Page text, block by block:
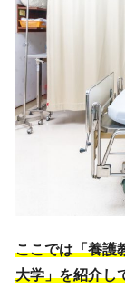
ここでは「養護
大学」を紹介し